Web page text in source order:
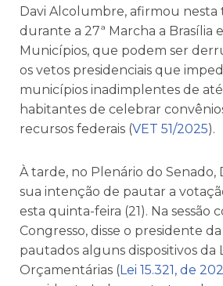
Davi Alcolumbre, afirmou nesta
durante a 27ª Marcha a Brasília
Municípios, que podem ser
os vetos presidenciais que
municípios inadimplentes de até
habitantes de celebrar
recursos federais (VET 51/2025).
À tarde, no Plenário do Senado,
sua intenção de pautar a
esta quinta-feira (21). Na sessão
Congresso, disse o presidente da
pautados alguns dispositivos da
Orçamentárias (Lei 15.321, de